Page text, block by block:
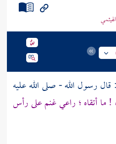
رسول الله - صلى الله عليه
! ما أتقاه ؛ راعي غنم على رأس